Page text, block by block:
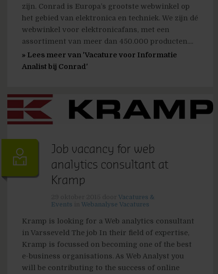
zijn. Conrad is Europa’s grootste webwinkel op
het gebied van elektronica en techniek. We zijn dé
webwinkel voor elektronicafans, met een
assortiment van meer dan 450.000 producten....
» Lees meer van 'Vacature voor Informatie
Analist bij Conrad'
Job vacancy for web
analytics consultant at
Kramp
Vacatures &
Events
Webanalyse Vacatures
Kramp is looking for a Web analytics consultant
in Varsseveld The job In their field of expertise,
Kramp is focussed on becoming one of the best
e-business organisations. As Web Analyst you
will be contributing to the success of online